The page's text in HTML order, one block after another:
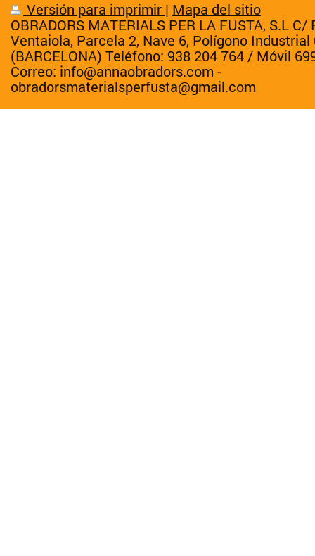
Versión para imprimir | Mapa del sitio
OBRADORS MATERIALS PER LA FUSTA, S.L C/
Ventaiola, Parcela 2, Nave 6, Polígono Industrial
(BARCELONA) Teléfono: 938 204 764 / Móvil
Correo: info@annaobradors.com -
obradorsmaterialsperfusta@gmail.com